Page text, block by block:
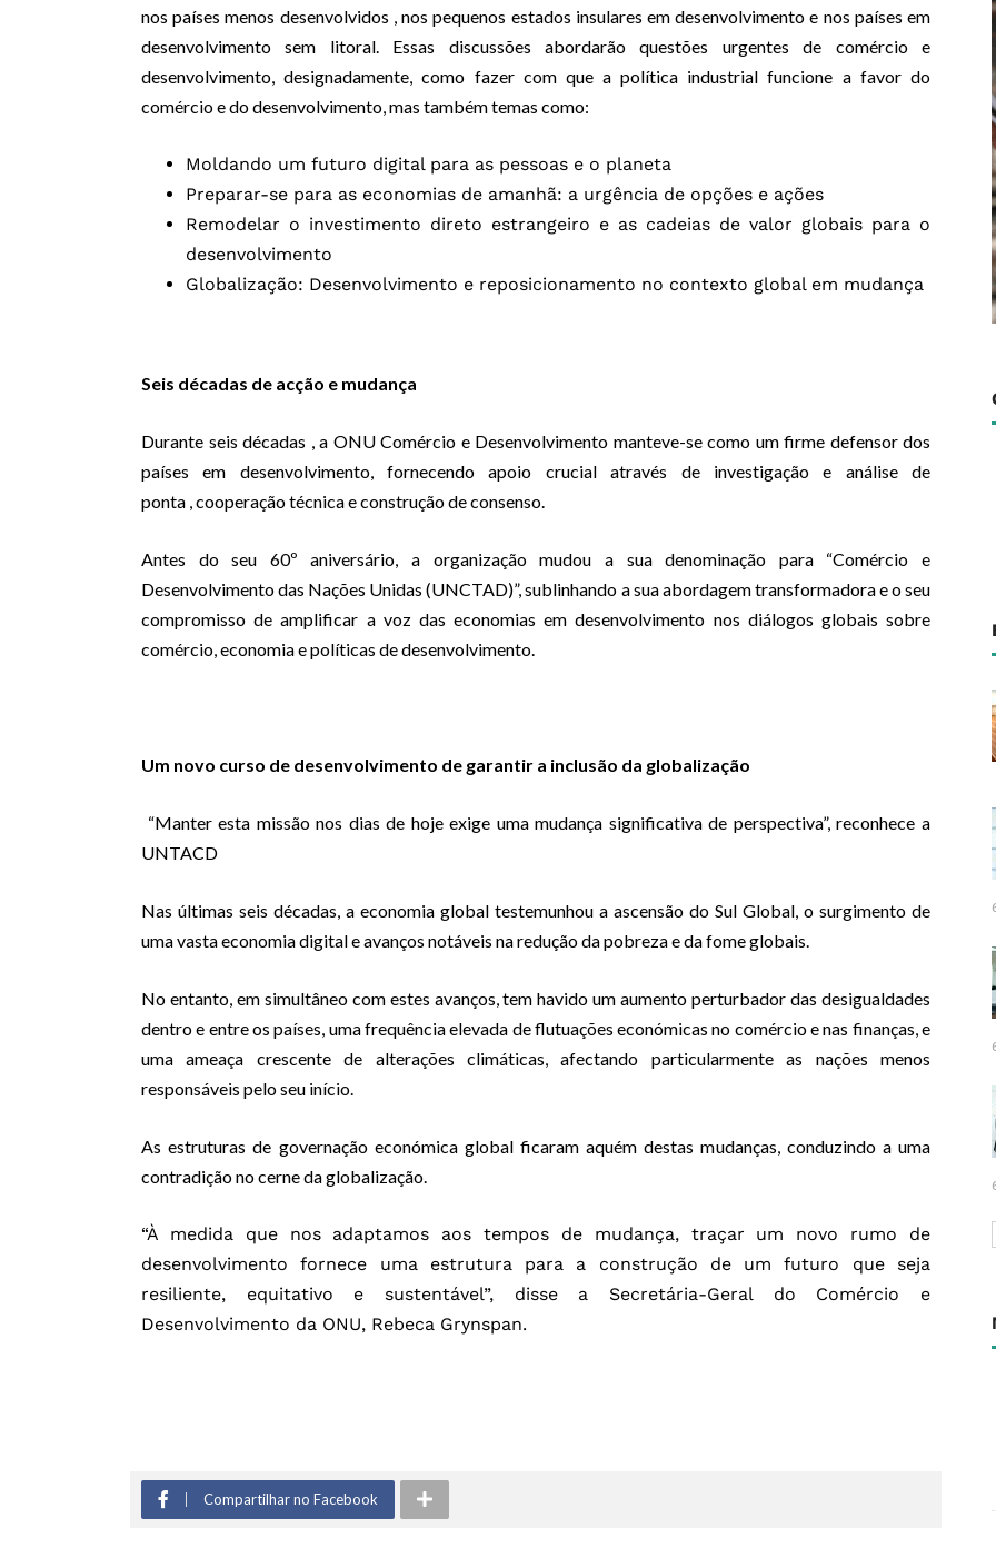
nos países menos desenvolvidos , nos pequenos estados insulares em desenvolvimento e nos países em
desenvolvimento sem litoral. Essas discussões abordarão questões urgentes de comércio e
desenvolvimento, designadamente, como fazer com que a política industrial funcione a favor do
comércio e do desenvolvimento, mas também temas como:
Moldando um futuro digital para as pessoas e o planeta
Preparar-se para as economias de amanhã: a urgência de opções e ações
Remodelar o investimento direto estrangeiro e as cadeias de valor globais para o
desenvolvimento
Globalização: Desenvolvimento e reposicionamento no contexto global em mudança
Seis décadas de acção e mudança
Durante seis décadas , a ONU Comércio e Desenvolvimento manteve-se como um firme defensor dos
países em desenvolvimento, fornecendo apoio crucial através de investigação e análise de
ponta , cooperação técnica e construção de consenso.
Antes do seu 60º aniversário, a organização mudou a sua denominação para “Comércio e
Desenvolvimento das Nações Unidas (UNCTAD)”, sublinhando a sua abordagem transformadora e o seu
compromisso de amplificar a voz das economias em desenvolvimento nos diálogos globais sobre
comércio, economia e políticas de desenvolvimento.
Um novo curso de desenvolvimento de garantir a inclusão da globalização
“Manter esta missão nos dias de hoje exige uma mudança significativa de perspectiva”, reconhece a
UNTACD
Nas últimas seis décadas, a economia global testemunhou a ascensão do Sul Global, o surgimento de
uma vasta economia digital e avanços notáveis ​​na redução da pobreza e da fome globais.
No entanto, em simultâneo com estes avanços, tem havido um aumento perturbador das desigualdades
dentro e entre os países, uma frequência elevada de flutuações económicas no comércio e nas finanças, e
uma ameaça crescente de alterações climáticas, afectando particularmente as nações menos
responsáveis ​​pelo seu início.
As estruturas de governação económica global ficaram aquém destas mudanças, conduzindo a uma
contradição no cerne da globalização.
“À medida que nos adaptamos aos tempos de mudança, traçar um novo rumo de
desenvolvimento fornece uma estrutura para a construção de um futuro que seja
resiliente, equitativo e sustentável”, disse a Secretária-Geral do Comércio e
Desenvolvimento da ONU, Rebeca Grynspan.
Compartilhar no Facebook